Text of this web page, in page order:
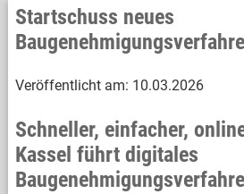
Startschuss neues
Veröffentlicht am: 10.03.2026
Schneller, einfacher,
Kassel führt digitales